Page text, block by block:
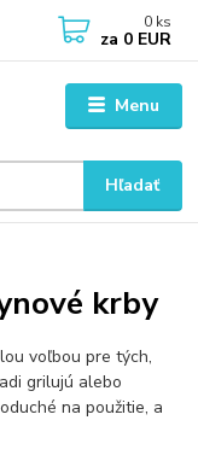
Menu
Hľadať
0 ks
za 0 EUR
krby
voľbou pre tých,
grilujú alebo
na použitie, a